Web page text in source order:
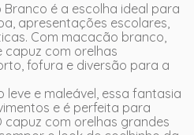
Branco é a escolha ideal para
apresentações escolares,
Com macacão branco,
capuz com orelhas
fofura e diversão para a
e maleável, essa fantasia
e é perfeita para
capuz com orelhas grandes